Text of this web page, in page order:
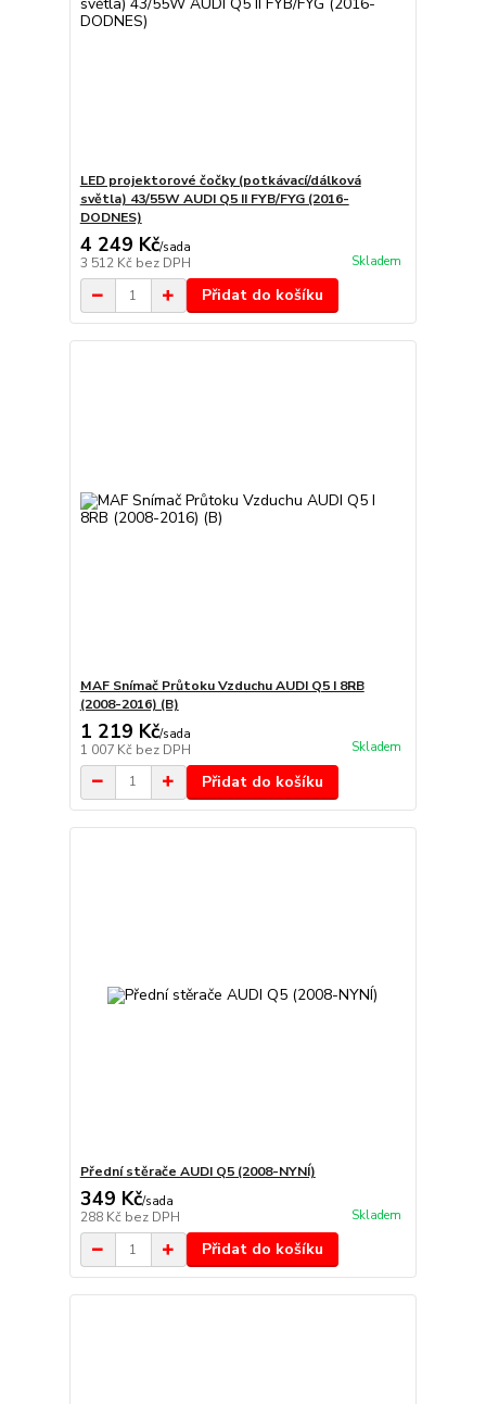
LED projektorové čočky (potkávací/dálková
světla) 43/55W AUDI Q5 II FYB/FYG (2016-
DODNES)
4 249 Kč/sada
3 512 Kč bez DPH Skladem
Přidat do košíku
MAF Snímač Průtoku Vzduchu AUDI Q5 I 8RB
(2008-2016) (B)
1 219 Kč/sada
1 007 Kč bez DPH Skladem
Přidat do košíku
Přední stěrače AUDI Q5 (2008-NYNÍ)
349 Kč/sada
288 Kč bez DPH Skladem
Přidat do košíku